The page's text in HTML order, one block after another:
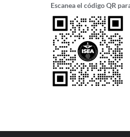
Escanea el código QR